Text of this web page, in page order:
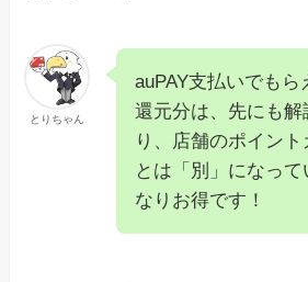
とりちゃん
auPAY支払いでもら
還元分は、先にも解
り、店舗のポイン
とは「別」になっ
なりお得です！